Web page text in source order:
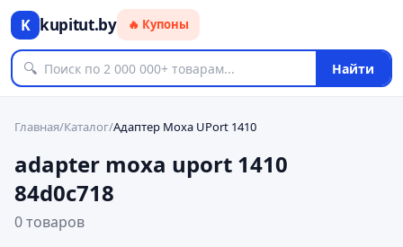
K kupitut.by 🔥 Купоны
🔍 Найти
Главная/Каталог/Адаптер Moxa UPort 1410
adapter moxa uport 1410
84d0c718
0 товаров